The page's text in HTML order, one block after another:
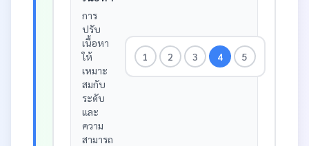
การ
ปรับ
เนื้อหา
ให้
เหมาะ
สมกับ
ระดับ
และ
ความ
สามารถ
1 2 3 4 5